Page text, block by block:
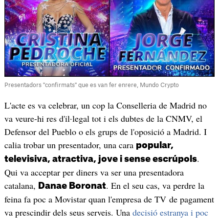
Presentadors "confirmats" que es van fer enrere, Mundo Crypto
L'acte es va celebrar, un cop la Conselleria de Madrid no
va veure-hi res d'il·legal tot i els dubtes de la CNMV, el
Defensor del Pueblo o els grups de l'oposició a Madrid. I
calia trobar un presentador, una cara popular,
televisiva, atractiva, jove i sense escrúpols.
Qui va acceptar per diners va ser una presentadora
catalana, Danae Boronat. En el seu cas, va perdre la
feina fa poc a Movistar quan l'empresa de TV de pagament
va prescindir dels seus serveis. Una decisió estranya i poc